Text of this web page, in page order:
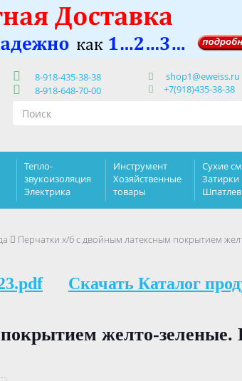
8-918-435-38-38
8-918-648-70-00
shop1@eweiss.ru
+7(918)435-38-38
Тепло-
звукоизоляция
Электрика
Инструмент
Хозяйственные
товары
Сухие
Затирки
Перчатки х/б с двойным латексным покрытием
Скачать Каталог
желто-зеленые.